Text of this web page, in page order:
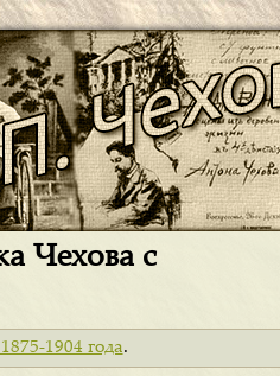
Чехова с
1904 года.